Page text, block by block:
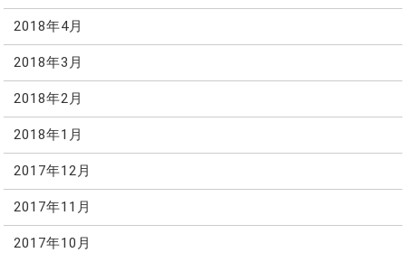
2018年4月
2018年3月
2018年2月
2018年1月
2017年12月
2017年11月
2017年10月